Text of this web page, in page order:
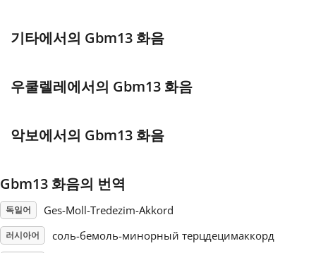
Русский
기타에서의 Gbm13 화음
우쿨렐레에서의 Gbm13 화음
악보에서의 Gbm13 화음
Gbm13 화음의 번역
독일어 Ges-Moll-Tredezim-Akkord
러시아어 соль-бемоль-минорный терцдецимаккорд